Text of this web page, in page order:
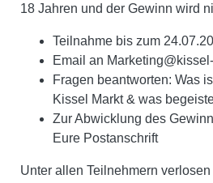
18 Jahren und der Gewinn wird
Teilnahme bis zum
Email an
Fragen beantworten: Was
Kissel Markt & was
Zur Abwicklung des
Eure Postanschrift
Unter allen Teilnehmern